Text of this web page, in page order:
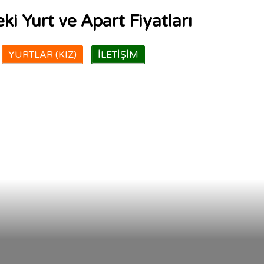
Yurt ve Apart Fiyatları
YURTLAR (KIZ) İLETIŞIM